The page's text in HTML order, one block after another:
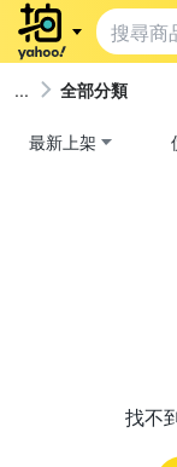
全部分類
最新上架
找不